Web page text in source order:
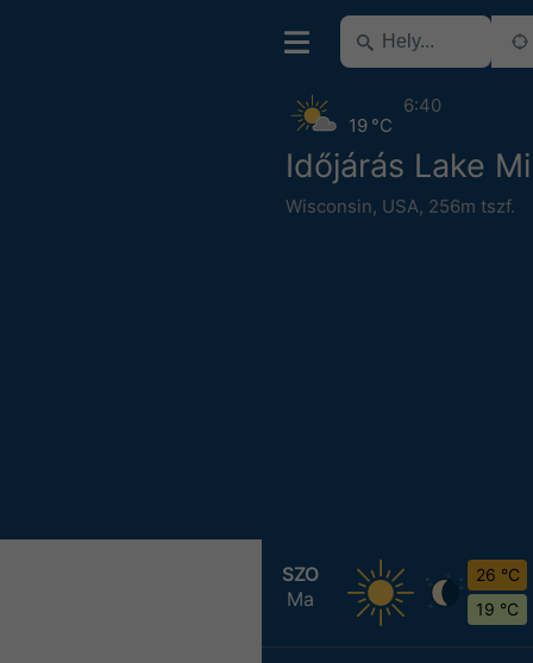
Időjárás Lake
Wisconsin, USA, 256m tszf.
19 °C
6:40
SZO
Ma
26 °C
19 °C